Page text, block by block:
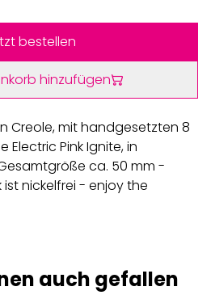
bestellen
hinzufügen
Creole, mit handgesetzten 8
Electric Pink Ignite, in
ca. 50 mm -
nickelfrei - enjoy the
auch gefallen